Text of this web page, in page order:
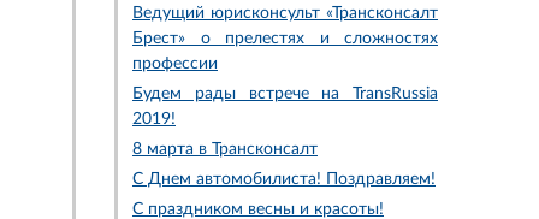
Ведущий юрисконсульт «Трансконсалт
Брест» о прелестях и сложностях
профессии
Будем рады встрече на TransRussia
2019!
8 марта в Трансконсалт
С Днем автомобилиста! Поздравляем!
С праздником весны и красоты!